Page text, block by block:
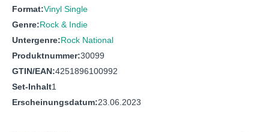
Format:Vinyl Single
Genre:Rock & Indie
Untergenre:Rock National
Produktnummer:30099
GTIN/EAN:4251896100992
Set-Inhalt1
Erscheinungsdatum:23.06.2023